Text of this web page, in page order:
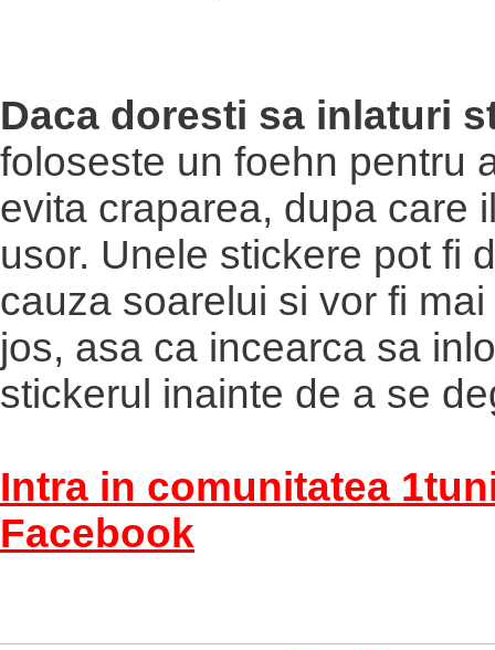
Daca doresti sa inlaturi
foloseste un foehn pentru
evita craparea, dupa care
usor. Unele stickere pot fi
cauza soarelui si vor fi
jos, asa ca incearca sa
stickerul inainte de a se
Intra in comunitatea
Facebook